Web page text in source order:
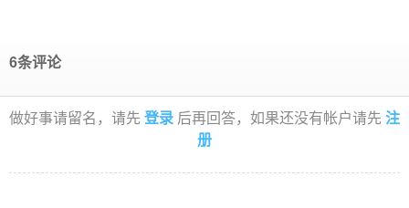
6条评论
做好事请留名，请先 登录 后再回答，如果还没有帐户请先 注
册